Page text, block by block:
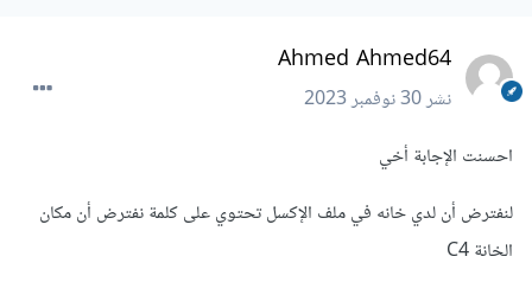
Ahmed Ahmed64
نشر30 نوفمبر 2023
احسنت الإجابة أخي
لنفترض أن لدي خانه في ملف الإكسل تحتوي على كلمة نفترض أن مكان
الخانة C4